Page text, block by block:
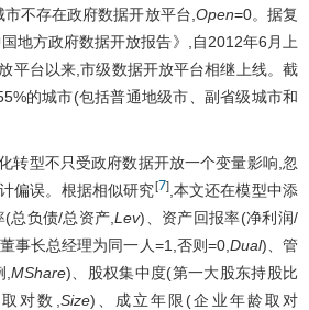
不存在政府数据开放平台, Open=0。据复
地方政府数据开放报告》,自2012年6月上
平台以来,市级数据开放平台相继上线。截
的城市(包括普通地级市、副省级城市和
转型不只受政府数据开放一个变量影响,忽
偏误。根据相似研究[7],本文还在模型中添
(总负债/总资产,Lev)、资产回报率(净利润/
事长总经理为同一人=1,否则=0, Dual)、管
MShare)、股权集中度(第一大股东持股比
对数, Size)、成立年限(企业年龄取对